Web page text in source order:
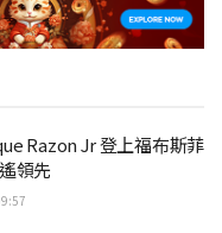
Razon Jr 登上福布斯菲
領先